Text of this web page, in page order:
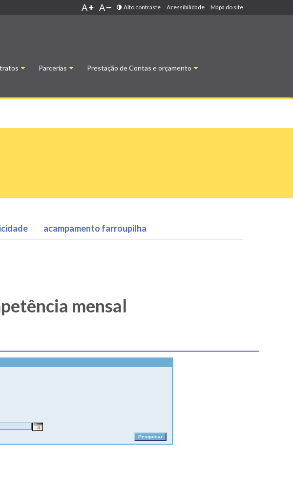
A A Alto contraste Acessibilidade Mapa do site
Parcerias Prestação de Contas e orçamento
acampamento farroupilha
mensal